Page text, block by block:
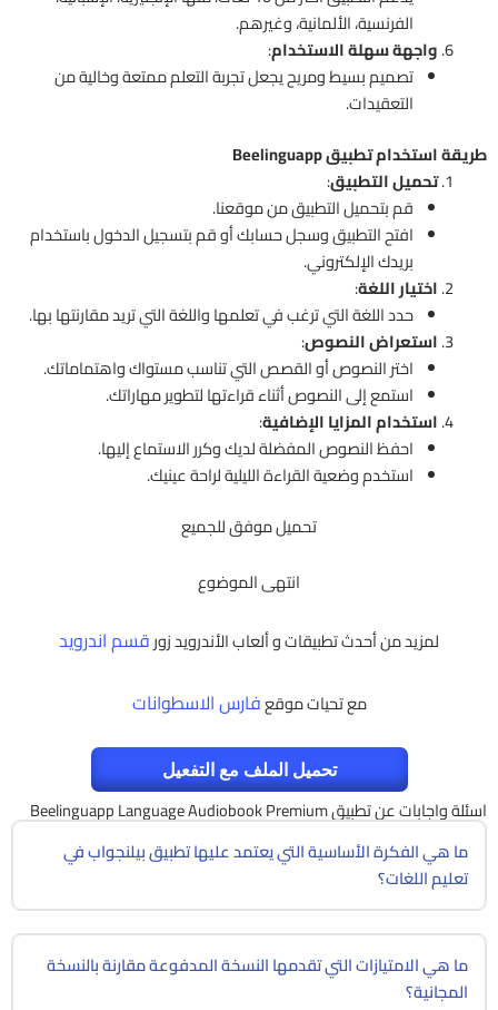
الفرنسية، الألمانية، وغيرهم.
واجهة سهلة الاستخدام:
تصميم بسيط ومريح يجعل تجربة التعلم ممتعة وخالية من
التعقيدات.
طريقة استخدام تطبيق Beelinguapp
تحميل التطبيق:
قم بتحميل التطبيق من موقعنا.
افتح التطبيق وسجل حسابك أو قم بتسجيل الدخول باستخدام
بريدك الإلكتروني.
اختيار اللغة:
حدد اللغة التي ترغب في تعلمها واللغة التي تريد مقارنتها بها.
استعراض النصوص:
اختر النصوص أو القصص التي تناسب مستواك واهتماماتك.
استمع إلى النصوص أثناء قراءتها لتطوير مهاراتك.
استخدام المزايا الإضافية:
احفظ النصوص المفضلة لديك وكرر الاستماع إليها.
استخدم وضعية القراءة الليلية لراحة عينيك.
تحميل موفق للجميع
انتهى الموضوع
لمزيد من أحدث تطبيقات و ألعاب الأندرويد زورقسم اندرويد
مع تحيات موقعفارس الاسطوانات
تحميل الملف مع التفعيل
اسئلة واجابات عن تطبيق Beelinguapp Language Audiobook Premium
ما هي الفكرة الأساسية التي يعتمد عليها تطبيق بيلنجواب في
تعليم اللغات؟
ما هي الامتيازات التي تقدمها النسخة المدفوعة مقارنة بالنسخة
المجانية؟